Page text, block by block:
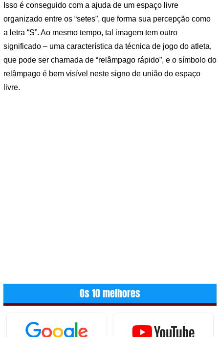
Isso é conseguido com a ajuda de um espaço livre
organizado entre os “setes”, que forma sua percepção como
a letra “S”. Ao mesmo tempo, tal imagem tem outro
significado – uma característica da técnica de jogo do atleta,
que pode ser chamada de “relâmpago rápido”, e o símbolo do
relâmpago é bem visível neste signo de união do espaço
livre.
Os 10 melhores